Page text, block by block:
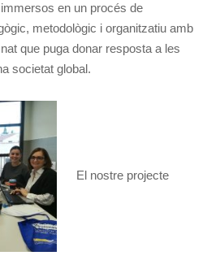
en un procés de
metodològic i organitzatiu amb
que puga donar resposta a les
societat global.
El nostre projecte